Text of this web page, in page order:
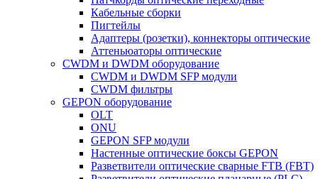
Кабельные сборки
Пигтейлы
Адаптеры (розетки), коннекторы оптические
Аттеньюаторы оптические
CWDM и DWDM оборудование
CWDM и DWDM SFP модули
CWDM фильтры
GEPON оборудование
OLT
ONU
GEPON SFP модули
Настенные оптические боксы GEPON
Разветвители оптические сварные FTB (FBT)